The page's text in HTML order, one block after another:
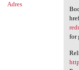
Adres
for